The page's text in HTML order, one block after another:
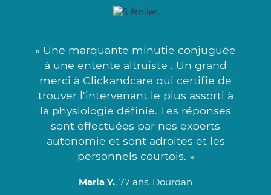
« Une marquante minutie conjuguée
à une entente altruiste . Un grand
merci à Clickandcare qui certifie de
trouver l'intervenant le plus assorti à
la physiologie définie. Les réponses
sont effectuées par nos experts
autonomie et sont adroites et les
personnels courtois. »
Maria Y., 77 ans, Dourdan